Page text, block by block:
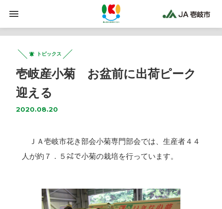
トピックス
壱岐産小菊 お盆前に出荷ピーク
迎える
2020.08.20
ＪＡ壱岐市花き部会小菊専門部会では、生産者４４
人が約７．５㌶で小菊の栽培を行っています。